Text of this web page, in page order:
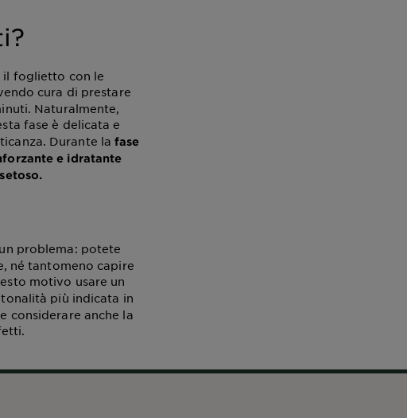
il foglietto con le
cura di prestare
Naturalmente,
fase è delicata e
Durante lafase
e idratante
problema: potete
né tantomeno capire
motivo usare un
più indicata in
considerare anche la